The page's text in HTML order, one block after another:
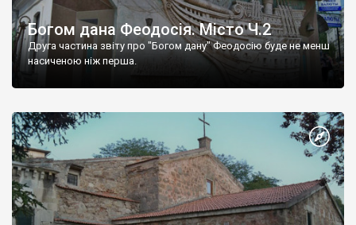
Богом дана Феодосія. Місто Ч.2
Друга частина звіту про "Богом дану" Феодосію буде не менш
насиченою ніж перша.